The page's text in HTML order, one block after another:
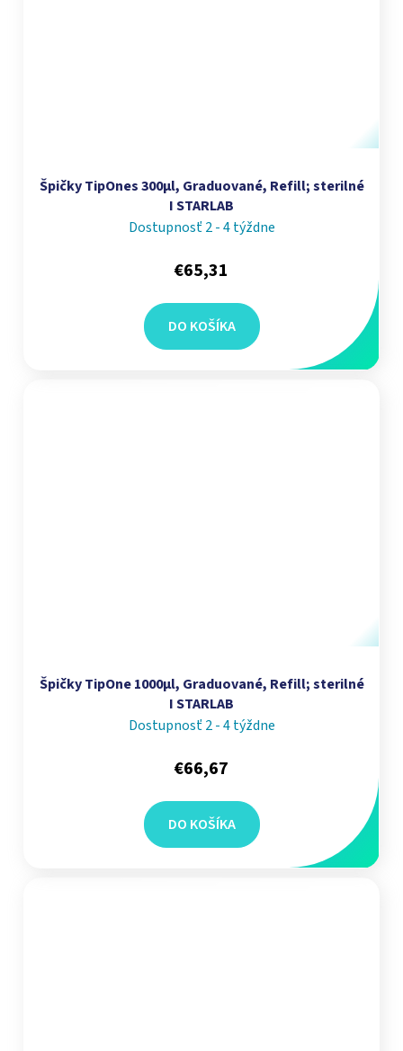
Špičky TipOnes 300µl, Graduované, Refill; sterilné
I STARLAB
Dostupnosť 2 - 4 týždne
€65,31
DO KOŠÍKA
Špičky TipOne 1000µl, Graduované, Refill; sterilné
I STARLAB
Dostupnosť 2 - 4 týždne
€66,67
DO KOŠÍKA